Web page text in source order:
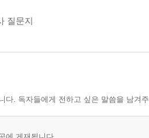
질문지
다. 독자들에게 전하고 싶은 말씀을 남겨